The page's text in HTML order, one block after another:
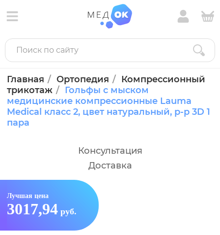
Главная Ортопедия
Компрессионный
трикотаж
Гольфы c мыском
медицинские компрессионные Lauma
Medical класс 2, цвет натуральный, р-р 3D 1
пара
Лучшая цена
3017,94 руб.
Консультация
Доставка